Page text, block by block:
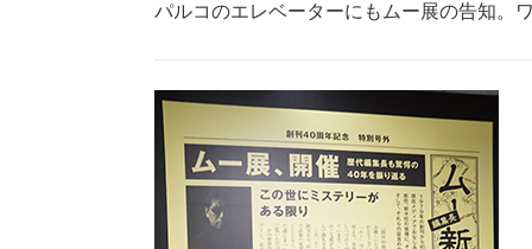
パルコのエレベーターにもムー展の告知。